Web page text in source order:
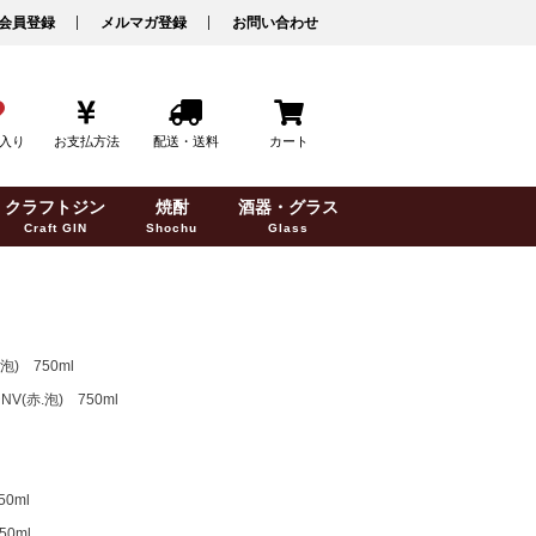
員登録 メルマガ登録 お問い合わせ
り お支払方法 配送・送料 カート
クラフトジン
Craft GIN
焼酎
Shochu
酒器・グラス
Glass
) 750ml
赤.泡) 750ml